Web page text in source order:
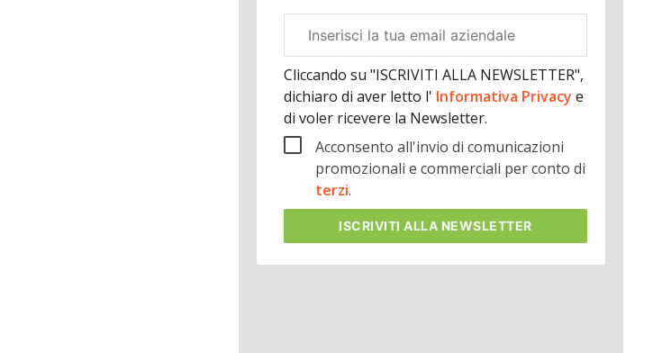
aziendale
Cliccando su "ISCRIVITI ALLA NEWSLETTER",
dichiaro di aver letto l' Informativa Privacye
di voler ricevere la Newsletter.
Acconsento all'invio di comunicazioni
promozionali e commerciali per conto di
terzi.
ISCRIVITIALLA NEWSLETTER